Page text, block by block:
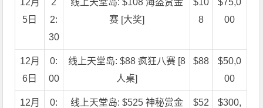
5日
2:
30
赛 [大奖]
8
00
12月
6日
0:
00
线上天堂岛: $88 疯狂八赛 [8
人桌]
$88
$50,0
00
12月
0:
线上天堂岛: $525 神秘赏金
$52
$300,